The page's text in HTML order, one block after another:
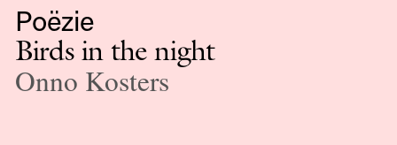
Poëzie
Birds in the night
Onno Kosters